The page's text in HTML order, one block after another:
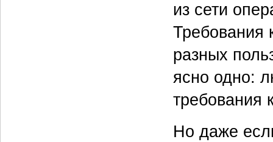
из сети
Требования
разных
ясно одно:
требования
Но даже